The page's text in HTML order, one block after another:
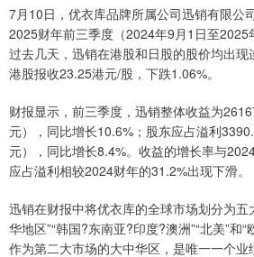
7月10日，优衣库品牌所属公司迅销有限公
2025财年前三季度（2024年9月1日至2025
过去几天，迅销在港股和日股的股价均出
港股报收23.25港元/股，下跌1.06%。
财报显示，前三季度，迅销整体收益为
元），同比增长10.6%；股东应占溢利
元），同比增长8.4%。收益的增长率与
应占溢利相较2024财年的31.2%出现下滑。
迅销在财报中将优衣库的全球市场划分为五
华地区”“韩国?东南亚?印度?澳洲”“北美”和“
作为第二大市场的大中华区，是唯一一个业